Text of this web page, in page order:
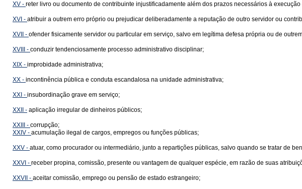
XV - reter livro ou documento de contribuinte injustificadamente além dos prazos necessários à
XVI - atribuir a outrem erro próprio ou prejudicar deliberadamente a reputação de outro servidor ou
XVII - ofender fisicamente servidor ou particular em serviço, salvo em legítima defesa própria ou de
XVIII - conduzir tendenciosamente processo administrativo disciplinar;
XIX - improbidade administrativa;
XX - incontinência pública e conduta escandalosa na unidade administrativa;
XXI - insubordinação grave em serviço;
XXII - aplicação irregular de dinheiros públicos;
XXIII - corrupção;
XXIV - acumulação ilegal de cargos, empregos ou funções públicas;
XXV - atuar, como procurador ou intermediário, junto a repartições públicas, salvo quando se tratar de
XXVI - receber propina, comissão, presente ou vantagem de qualquer espécie, em razão de suas
XXVII - aceitar comissão, emprego ou pensão de estado estrangeiro;